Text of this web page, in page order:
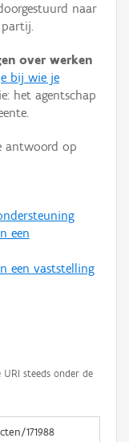
naar
partij.
over werken
bij wie je
het agentschap
antwoord op
een
een vaststelling
steeds onder de